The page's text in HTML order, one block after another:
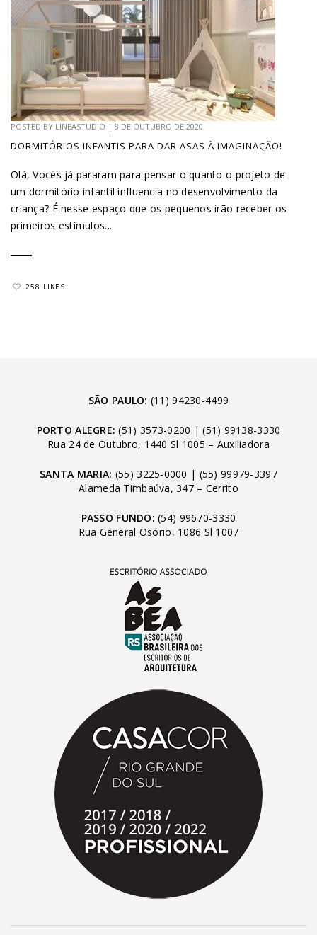
POSTED BY LINEASTUDIO | 8 DE OUTUBRO DE 2020
DORMITÓRIOS INFANTIS PARA DAR ASAS À IMAGINAÇÃO!
Olá, Vocês já pararam para pensar o quanto o projeto de
um dormitório infantil influencia no desenvolvimento da
criança? É nesse espaço que os pequenos irão receber os
primeiros estímulos...
258 LIKES
SÃO PAULO: (11) 94230-4499
PORTO ALEGRE: (51) 3573-0200 |(51) 99138-3330
Rua 24 de Outubro, 1440 Sl 1005 – Auxiliadora
SANTA MARIA: (55) 3225-0000 | (55) 99979-3397
Alameda Timbaúva, 347 – Cerrito
PASSO FUNDO: (54) 99670-3330
Rua General Osório, 1086 Sl 1007